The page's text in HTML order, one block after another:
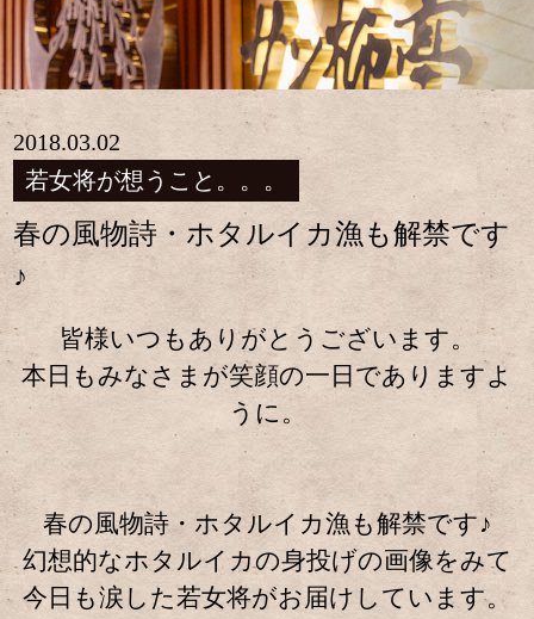
2018.03.02
若女将が想うこと。。。
春の風物詩・ホタルイカ漁も解禁です
♪
皆様いつもありがとうございます。
本日もみなさまが笑顔の一日でありますよ
うに。
春の風物詩・ホタルイカ漁も解禁です♪
幻想的なホタルイカの身投げの画像をみて
今日も涙した若女将がお届けしています。